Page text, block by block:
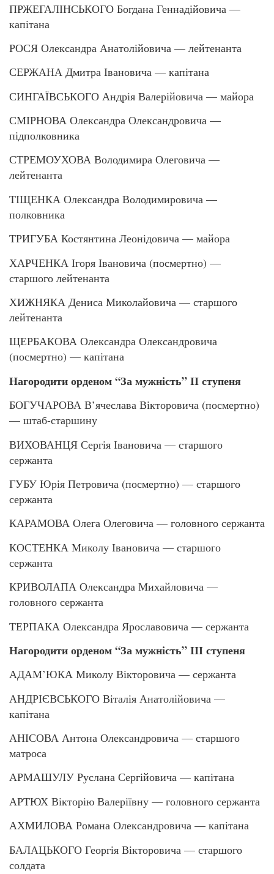
ПРЖЕГАЛІНСЬКОГО Богдана Геннадійовича —
капітана
РОСЯ Олександра Анатолійовича — лейтенанта
СЕРЖАНА Дмитра Івановича — капітана
СИНГАЇВСЬКОГО Андрія Валерійовича — майора
СМІРНОВА Олександра Олександровича —
підполковника
СТРЕМОУХОВА Володимира Олеговича —
лейтенанта
ТІЩЕНКА Олександра Володимировича —
полковника
ТРИГУБА Костянтина Леонідовича — майора
ХАРЧЕНКА Ігоря Івановича (посмертно) —
старшого лейтенанта
ХИЖНЯКА Дениса Миколайовича — старшого
лейтенанта
ЩЕРБАКОВА Олександра Олександровича
(посмертно) — капітана
Нагородити орденом “За мужність” ІІ ступеня
БОГУЧАРОВА В’ячеслава Вікторовича (посмертно)
— штаб-старшину
ВИХОВАНЦЯ Сергія Івановича — старшого
сержанта
ГУБУ Юрія Петровича (посмертно) — старшого
сержанта
КАРАМОВА Олега Олеговича — головного сержанта
КОСТЕНКА Миколу Івановича — старшого
сержанта
КРИВОЛАПА Олександра Михайловича —
головного сержанта
ТЕРПАКА Олександра Ярославовича — сержанта
Нагородити орденом “За мужність” ІІІ ступеня
АДАМ’ЮКА Миколу Вікторовича — сержанта
АНДРІЄВСЬКОГО Віталія Анатолійовича —
капітана
АНІСОВА Антона Олександровича — старшого
матроса
АРМАШУЛУ Руслана Сергійовича — капітана
АРТЮХ Вікторію Валеріївну — головного сержанта
АХМИЛОВА Романа Олександровича — капітана
БАЛАЦЬКОГО Георгія Вікторовича — старшого
солдата